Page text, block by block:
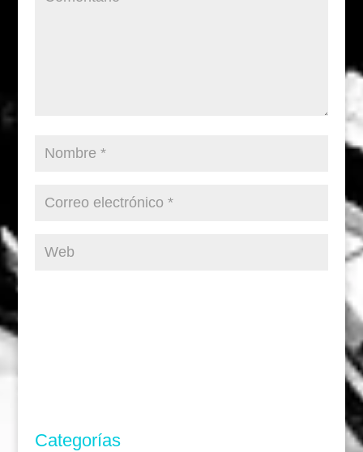
Categorías